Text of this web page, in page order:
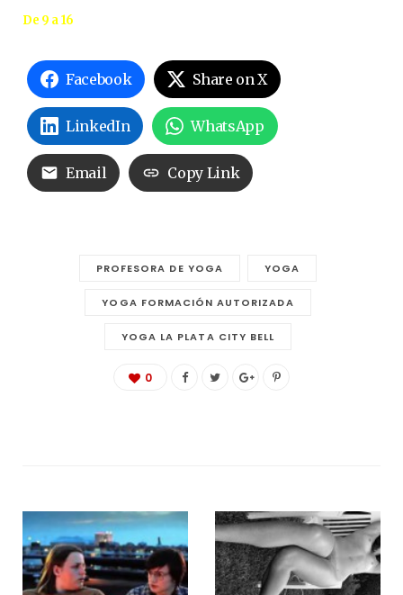
De 9 a 16
Facebook Share on X
LinkedIn WhatsApp
Email Copy Link
PROFESORA DE YOGA YOGA
YOGA FORMACIÓN AUTORIZADA
YOGA LA PLATA CITY BELL
0